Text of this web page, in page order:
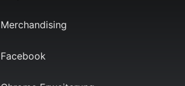
Merchandising
Facebook